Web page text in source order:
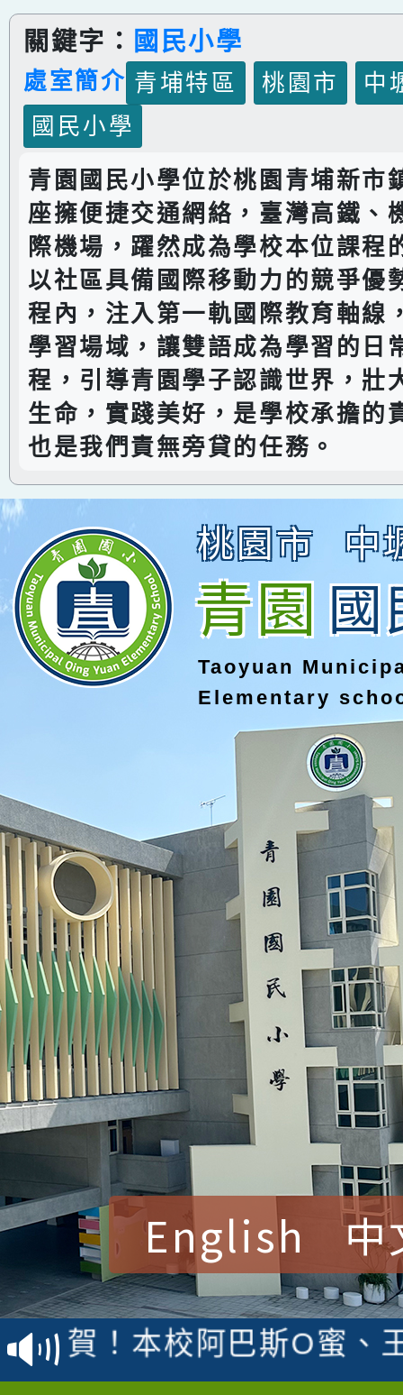
關鍵字： 國民小學
處室簡介 青埔特區 桃園市
中
國民小學
青園國民小學位於桃園青埔新市
座擁便捷交通網絡，臺灣高鐵、
際機場，躍然成為學校本位課程
以社區具備國際移動力的競爭優
程內，注入第一軌國際教育軸線
學習場域，讓雙語成為學習的日
程，引導青園學子認識世界，壯
生命，實踐美好，是學校承擔的
也是我們責無旁貸的任務。
桃園市 中
青園國
Taoyuan
Elementary
English 中
賀！本校參加桃園市中
賽 洪綺君教師榮獲社
名
賀！本校阿巴斯O蜜、
倩參加桃園市科展 國
賀！本校四年二班張O